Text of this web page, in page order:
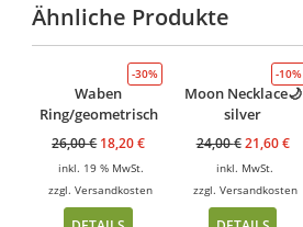
Ähnliche Produkte
-30%
Waben
Ring/geometrisch
26,00€ 18,20€
inkl. 19 % MwSt.
zzgl.Versandkosten
-10%
Moon Necklace🌙
silver
24,00€ 21,60€
inkl. MwSt.
zzgl. Versandkosten